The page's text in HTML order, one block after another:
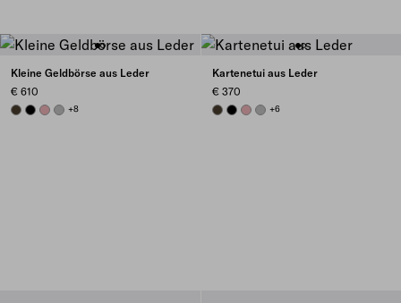
Kleine Geldbörse aus Leder
€ 610
FOREST
BLACKROSY BLUSH
DARK GREY
+8
Kartenetui aus Leder
€ 370
FOREST
BLACKROSY BLUSH
DARK GREY
+6